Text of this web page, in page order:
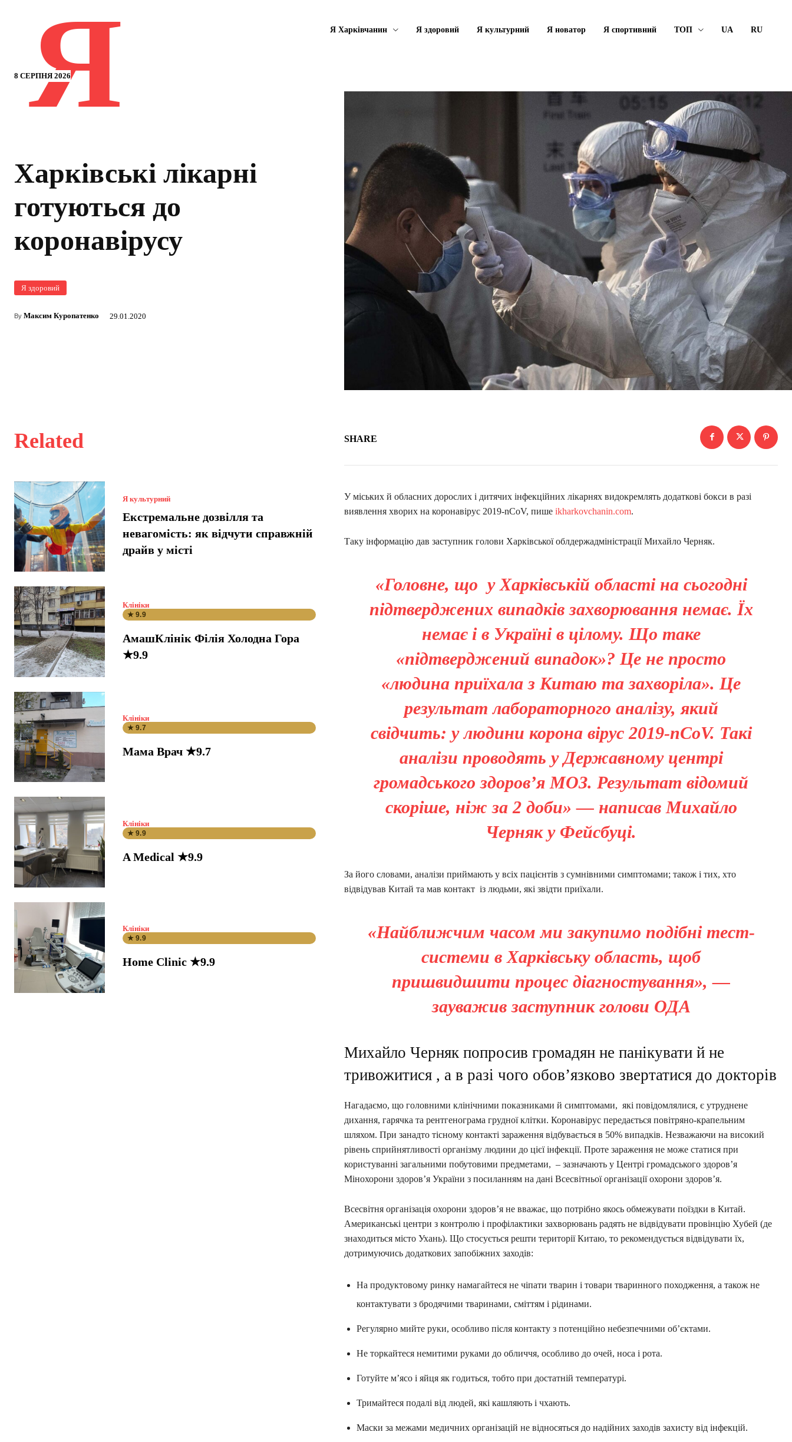
8 СЕРПНЯ 2026
Я Я Харківчанин Я здоровий Я культурний Я новатор Я спортивний ТОП UA RU
Харківські лікарні
готуються до
коронавірусу
Я здоровий
By Максим Куропатенко 29.01.2020
Related
Я культурний
Екстремальне дозвілля та
невагомість: як відчути справжній
драйв у місті
Клініки
★ 9.9
АмашКлінік Філія Холодна Гора
★9.9
Клініки
★ 9.7
Мама Врач ★9.7
Клініки
★ 9.9
A Medical ★9.9
Клініки
★ 9.9
Home Clinic ★9.9
SHARE
У міських й обласних дорослих і дитячих інфекційних лікарнях видокремлять додаткові бокси в разі
виявлення хворих на коронавірус 2019-nCoV, пише ikharkovchanin.com.
Таку інформацію дав заступник голови Харківської облдержадміністрації Михайло Черняк.
«Головне, що у Харківській області на сьогодні
підтверджених випадків захворювання немає. Їх
немає і в Україні в цілому. Що таке
«підтверджений випадок»? Це не просто
«людина приїхала з Китаю та захворіла». Це
результат лабораторного аналізу, який
свідчить: у людини корона вірус 2019-nCoV. Такі
аналізи проводять у Державному центрі
громадського здоров’я МОЗ. Результат відомий
скоріше, ніж за 2 доби» — написав Михайло
Черняк у Фейсбуці.
За його словами, аналізи приймають у всіх пацієнтів з сумнівними симптомами; також і тих, хто
відвідував Китай та мав контакт із людьми, які звідти приїхали.
«Найближчим часом ми закупимо подібні тест-
системи в Харківську область, щоб
пришвидшити процес діагностування», —
зауважив заступник голови ОДА
Михайло Черняк попросив громадян не панікувати й не
тривожитися , а в разі чого обов’язково звертатися до докторів
Нагадаємо, що головними клінічними показниками й симптомами, які повідомлялися, є утруднене
дихання, гарячка та рентгенограма грудної клітки. Коронавірус передається повітряно-крапельним
шляхом. При занадто тісному контакті зараження відбувається в 50% випадків. Незважаючи на високий
рівень сприйнятливості організму людини до цієї інфекції. Проте зараження не може статися при
користуванні загальними побутовими предметами, – зазначають у Центрі громадського здоров’я
Мінохорони здоров’я України з посиланням на дані Всесвітньої організації охорони здоров’я.
Всесвітня організація охорони здоров’я не вважає, що потрібно якось обмежувати поїздки в Китай.
Американські центри з контролю і профілактики захворювань радять не відвідувати провінцію Хубей (де
знаходиться місто Ухань). Що стосується решти території Китаю, то рекомендується відвідувати їх,
дотримуючись додаткових запобіжних заходів:
На продуктовому ринку намагайтеся не чіпати тварин і товари тваринного походження, а також не
контактувати з бродячими тваринами, сміттям і рідинами.
Регулярно мийте руки, особливо після контакту з потенційно небезпечними об’єктами.
Не торкайтеся немитими руками до обличчя, особливо до очей, носа і рота.
Готуйте м’ясо і яйця як годиться, тобто при достатній температурі.
Тримайтеся подалі від людей, які кашляють і чхають.
Маски за межами медичних організацій не відносяться до надійних заходів захисту від інфекцій.